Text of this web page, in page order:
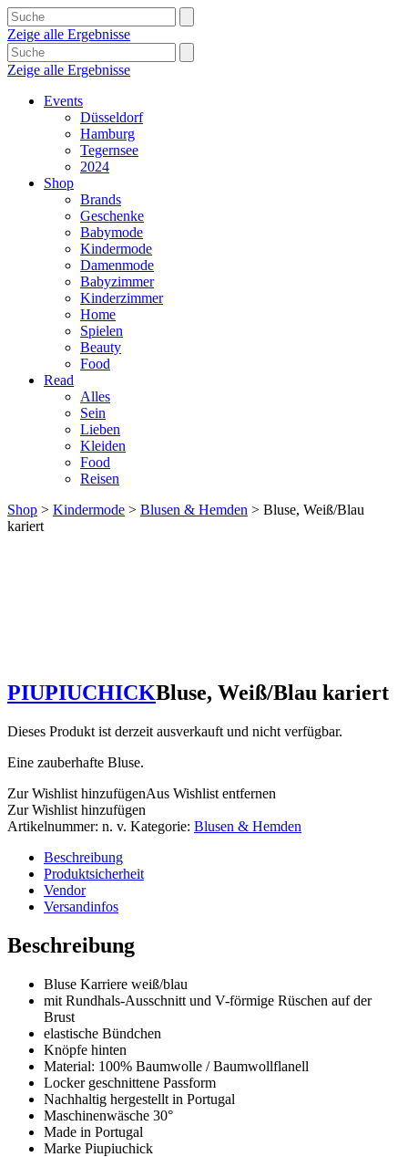
Zeige alle Ergebnisse
Zeige alle Ergebnisse
Events
Düsseldorf
Hamburg
Tegernsee
2024
Shop
Brands
Geschenke
Babymode
Kindermode
Damenmode
Babyzimmer
Kinderzimmer
Home
Spielen
Beauty
Food
Read
Alles
Sein
Lieben
Kleiden
Food
Reisen
Shop > Kindermode > Blusen & Hemden > Bluse, Weiß/Blau
kariert
PIUPIUCHICKBluse, Weiß/Blau kariert
Dieses Produkt ist derzeit ausverkauft und nicht verfügbar.
Eine zauberhafte Bluse.
Zur Wishlist hinzufügenAus Wishlist entfernen
Zur Wishlist hinzufügen
Artikelnummer: n. v. Kategorie: Blusen & Hemden
Beschreibung
Produktsicherheit
Vendor
Versandinfos
Beschreibung
Bluse Karriere weiß/blau
mit Rundhals-Ausschnitt und V-förmige Rüschen auf der
Brust
elastische Bündchen
Knöpfe hinten
Material: 100% Baumwolle / Baumwollflanell
Locker geschnittene Passform
Nachhaltig hergestellt in Portugal
Maschinenwäsche 30°
Made in Portugal
Marke Piupiuchick